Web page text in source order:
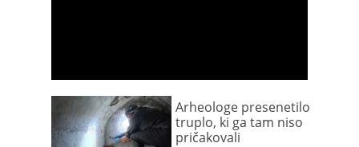
Arheologe presenetilo
truplo, ki ga tam niso
pričakovali